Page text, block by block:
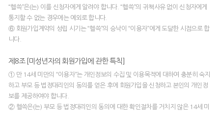
“헬쓱”은(는) 이를 신청자에게 알려야 합니다. “헬쓱”의 귀책사유 없이 신청자에게
통지할 수 없는 경우에는 예외로 합니다.
⑥ 회원가입계약의 성립 시기는 “헬쓱”의 승낙이 “이용자”에게 도달한 시점으로 합
니다.
제8조 [미성년자의 회원가입에 관한 특칙]
① 만 14세 미만의 “이용자”는 개인정보의 수집 및 이용목적에 대하여 충분히 숙지
하고 부모 등 법정대리인의 동의를 얻은 후에 회원가입을 신청하고 본인의 개인정
보를 제공하여야 합니다.
② 헬쓱은(는) 부모 등 법정대리인의 동의에 대한 확인절차를 거치지 않은 14세 미